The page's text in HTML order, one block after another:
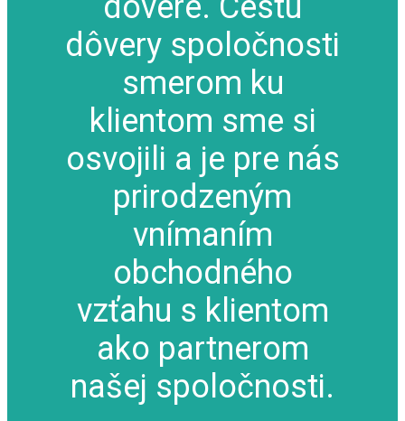
dôvery spoločnosti
smerom ku
klientom sme si
osvojili a je pre nás
prirodzeným
vnímaním
obchodného
vzťahu s klientom
ako partnerom
našej spoločnosti.